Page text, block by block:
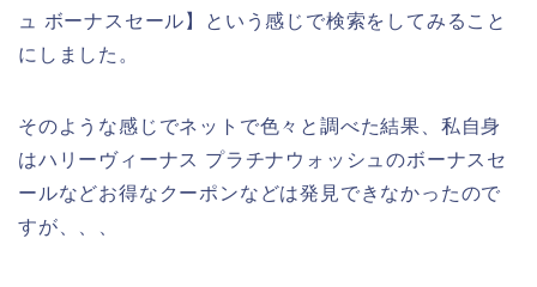
ュ ボーナスセール】という感じで検索をしてみること
にしました。
そのような感じでネットで色々と調べた結果、私自身
はハリーヴィーナス プラチナウォッシュのボーナスセ
ールなどお得なクーポンなどは発見できなかったので
すが、、、